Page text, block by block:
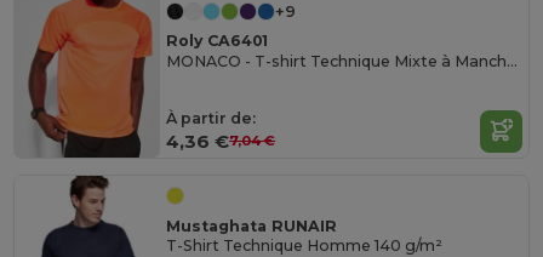
+9
Roly CA6401
MONACO - T-shirt Technique Mixte à Manches Raglan
À partir de:
4,36 €7,04 €
Mustaghata RUNAIR
T-Shirt Technique Homme 140 g/m²